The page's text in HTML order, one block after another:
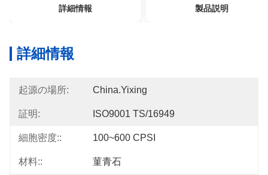
詳細情報 製品説明
詳細情報
起源の場所: China.Yixing
証明: ISO9001 TS/16949
細胞密度:: 100~600 CPSI
材料:: 菫青石